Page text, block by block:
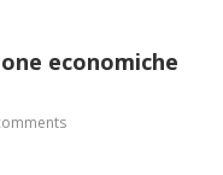
economiche